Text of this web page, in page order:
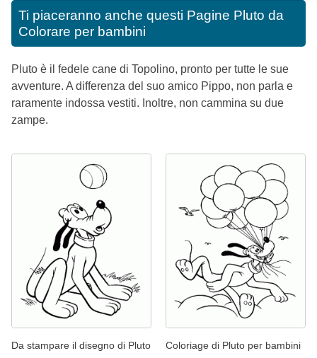
Ti piaceranno anche questi Pagine Pluto da
Colorare per bambini
Pluto è il fedele cane di Topolino, pronto per tutte le sue
avventure. A differenza del suo amico Pippo, non parla e
raramente indossa vestiti. Inoltre, non cammina su due
zampe.
Da stampare il disegno di Pluto Coloriage di Pluto per bambini